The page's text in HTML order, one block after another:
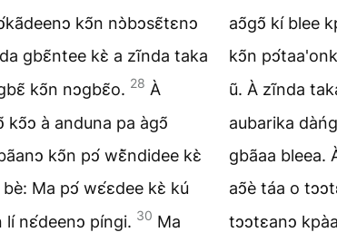
kↄ̃n nↄ̀bↄsɛ̃tɛnↄ
gbɛ̃ntee kɛ̀ a zĩnda taka
kↄ̃n nↄgbɛ̃o. 28 À
kↄ̃ↄ à anduna pa àgↄ̃
kↄ̃n pↄ́ wɛ̃̀ndidee kɛ̀
bè: Ma pↄ́ wɛ́ɛdee kɛ̀ kú
lí nɛ́deenↄ píngi. 30 Ma
aↄ̃gↄ̃ kí blee
kↄ̃n
ũ. À zĩnda
aubarika
gbãaa bleea.
aↄ̃è táa o
tↄↄtɛanↄ